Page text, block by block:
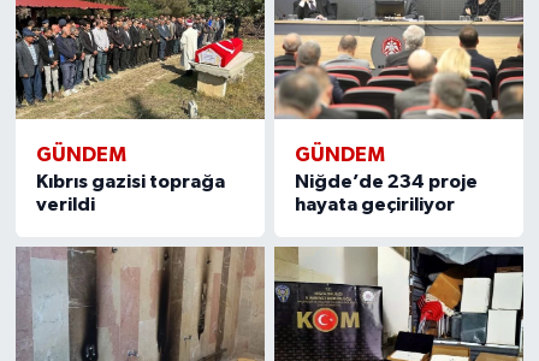
GÜNDEM
Kıbrıs gazisi toprağa
verildi
GÜNDEM
Niğde’de 234 proje
hayata geçiriliyor